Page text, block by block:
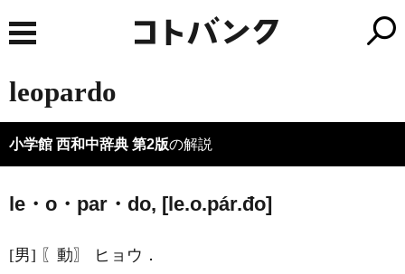
leopardo
小学館 西和中辞典 第2版の解説
le・o・par・do, [le.o.pár.đo]
[男] 〖動〗 ヒョウ．